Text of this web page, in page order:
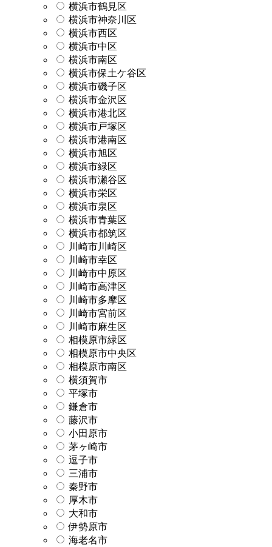
横浜市鶴見区
横浜市神奈川区
横浜市西区
横浜市中区
横浜市南区
横浜市保土ケ谷区
横浜市磯子区
横浜市金沢区
横浜市港北区
横浜市戸塚区
横浜市港南区
横浜市旭区
横浜市緑区
横浜市瀬谷区
横浜市栄区
横浜市泉区
横浜市青葉区
横浜市都筑区
川崎市川崎区
川崎市幸区
川崎市中原区
川崎市高津区
川崎市多摩区
川崎市宮前区
川崎市麻生区
相模原市緑区
相模原市中央区
相模原市南区
横須賀市
平塚市
鎌倉市
藤沢市
小田原市
茅ヶ崎市
逗子市
三浦市
秦野市
厚木市
大和市
伊勢原市
海老名市